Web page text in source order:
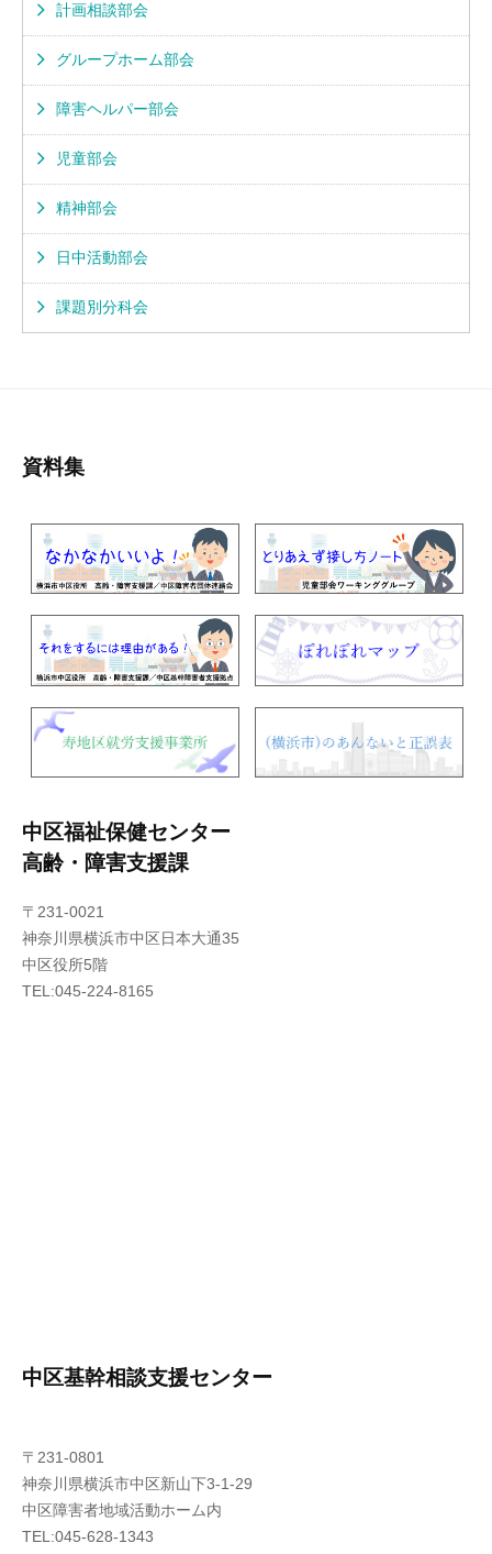
計画相談部会
グループホーム部会
障害ヘルパー部会
児童部会
精神部会
日中活動部会
課題別分科会
資料集
中区福祉保健センター
高齢・障害支援課
〒231-0021
神奈川県横浜市中区日本大通35
中区役所5階
TEL:045-224-8165
中区基幹相談支援センター
〒231-0801
神奈川県横浜市中区新山下3-1-29
中区障害者地域活動ホーム内
TEL:045-628-1343